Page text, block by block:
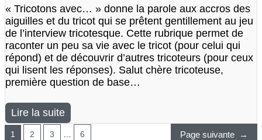
« Tricotons avec… » donne la parole aux accros des
aiguilles et du tricot qui se prêtent gentillement au jeu
de l’interview tricotesque. Cette rubrique permet de
raconter un peu sa vie avec le tricot (pour celui qui
répond) et de découvrir d’autres tricoteurs (pour ceux
qui lisent les réponses). Salut chère tricoteuse,
première question de base…
Lire la suite
1 2 3 … 6 Page suivante →